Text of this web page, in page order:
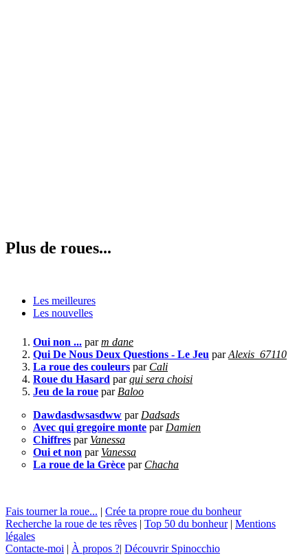
Plus de roues...
Les meilleures
Les nouvelles
Oui non ... parm dane
Qui De Nous Deux Questions - Le Jeu parAlexis_67110
La roue des couleurs par Cali
Roue du Hasard parqui sera choisi
Jeu de la roue par Baloo
Dawdasdwsasdww par Dadsads
Avec qui gregoire monte par Damien
Chiffres par Vanessa
Oui et non par Vanessa
La roue de la Grèce par Chacha
Fais tourner la roue... | Crée ta propre roue du bonheur
Recherche la roue de tes rêves | Top 50 du bonheur| Mentions
légales
Contacte-moi | À propos ?| Découvrir Spinocchio